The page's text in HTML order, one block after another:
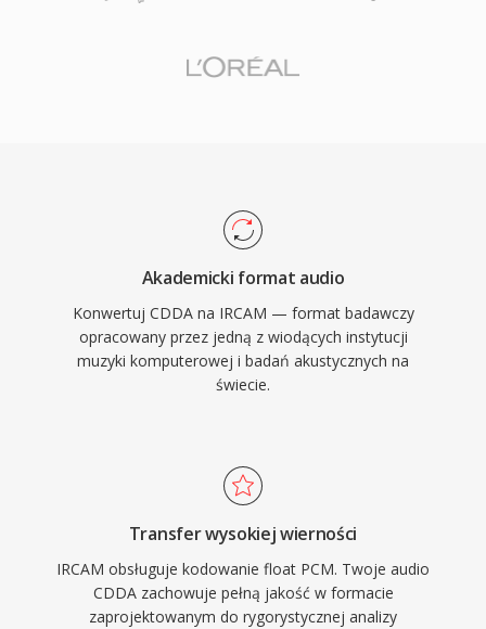
Akademicki format audio
Konwertuj CDDA na IRCAM — format badawczy
opracowany przez jedną z wiodących instytucji
muzyki komputerowej i badań akustycznych na
świecie.
Transfer wysokiej wierności
IRCAM obsługuje kodowanie float PCM. Twoje audio
CDDA zachowuje pełną jakość w formacie
zaprojektowanym do rygorystycznej analizy